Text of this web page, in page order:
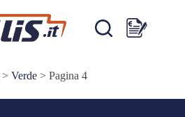
Carrello
> Verde > Pagina 4